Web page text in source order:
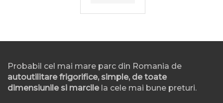
Probabil cel mai mare parc din Romania de
autoutilitare frigorifice, simple, de toate
dimensiunile si marcilela cele mai bune preturi.